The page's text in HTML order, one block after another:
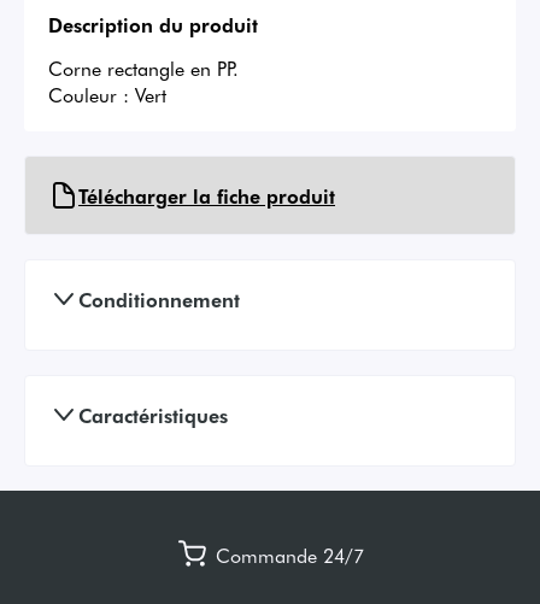
Description du produit
Corne rectangle en PP.
Couleur : Vert
Télécharger la fiche produit
Conditionnement
Caractéristiques
Commande 24/7